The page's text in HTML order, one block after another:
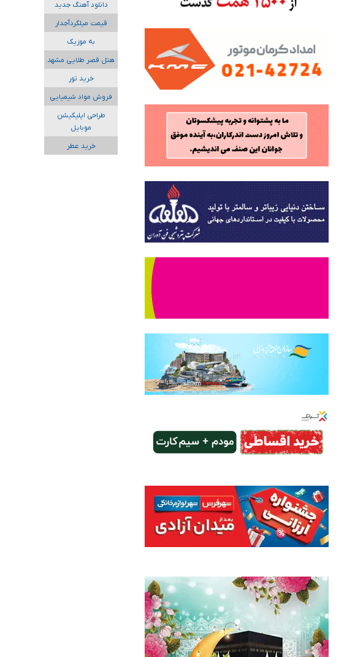
دانلود آهنگ جدید
قیمت میلگردآجدار
به موزیک
هتل قصر طلایی مشهد
خرید تور
فروش مواد شیمیایی
طراحی اپلیکیشن
موبایل
خرید عطر